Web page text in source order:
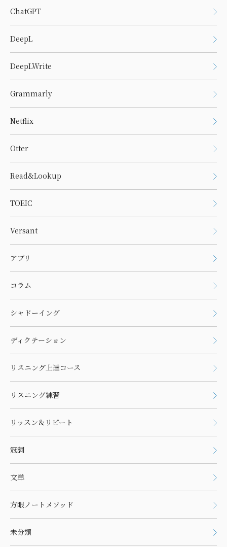
ChatGPT
DeepL
DeepLWrite
Grammarly
Netflix
Otter
Read&Lookup
TOEIC
Versant
アプリ
コラム
シャドーイング
ディクテーション
リスニング上達コース
リスニング練習
リッスン＆リピート
冠詞
文単
方眼ノートメソッド
未分類